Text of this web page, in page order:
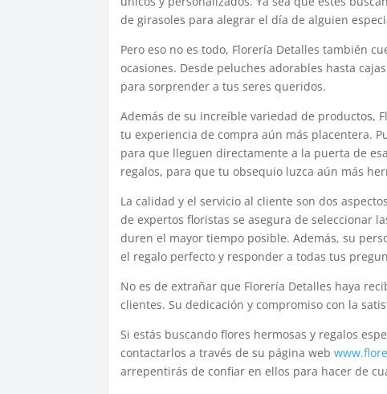
de girasoles para alegrar el día de alguien
Pero eso no es todo, Florería Detalles también
ocasiones. Desde peluches adorables hasta
para sorprender a tus seres queridos.
Además de su increíble variedad de productos,
tu experiencia de compra aún más placentera.
para que lleguen directamente a la puerta de
regalos, para que tu obsequio luzca aún más
La calidad y el servicio al cliente son dos
de expertos floristas se asegura de seleccionar
duren el mayor tiempo posible. Además, su
el regalo perfecto y responder a todas tus
No es de extrañar que Florería Detalles haya
clientes. Su dedicación y compromiso con la
Si estás buscando flores hermosas y regalos
contactarlos a través de su página web
arrepentirás de confiar en ellos para hacer de